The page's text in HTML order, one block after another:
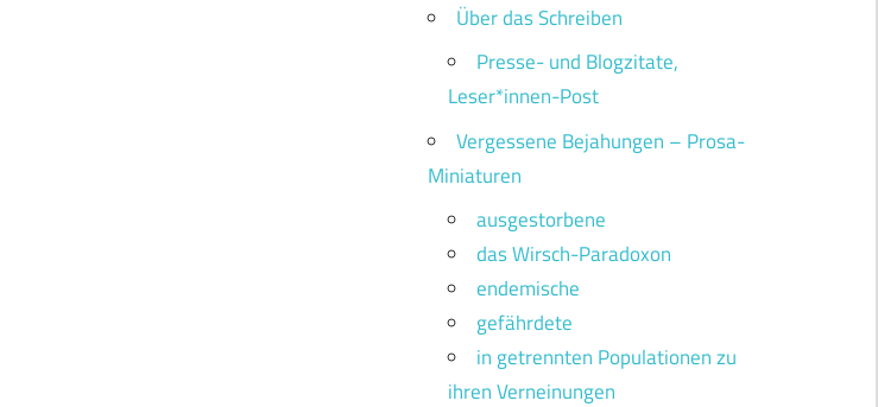
Über das Schreiben
Presse- und Blogzitate,
Leser*innen-Post
Vergessene Bejahungen – Prosa-
Miniaturen
ausgestorbene
das Wirsch-Paradoxon
endemische
gefährdete
in getrennten Populationen zu
ihren Verneinungen